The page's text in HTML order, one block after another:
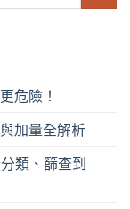
危險！
加量全解析
類、篩查到